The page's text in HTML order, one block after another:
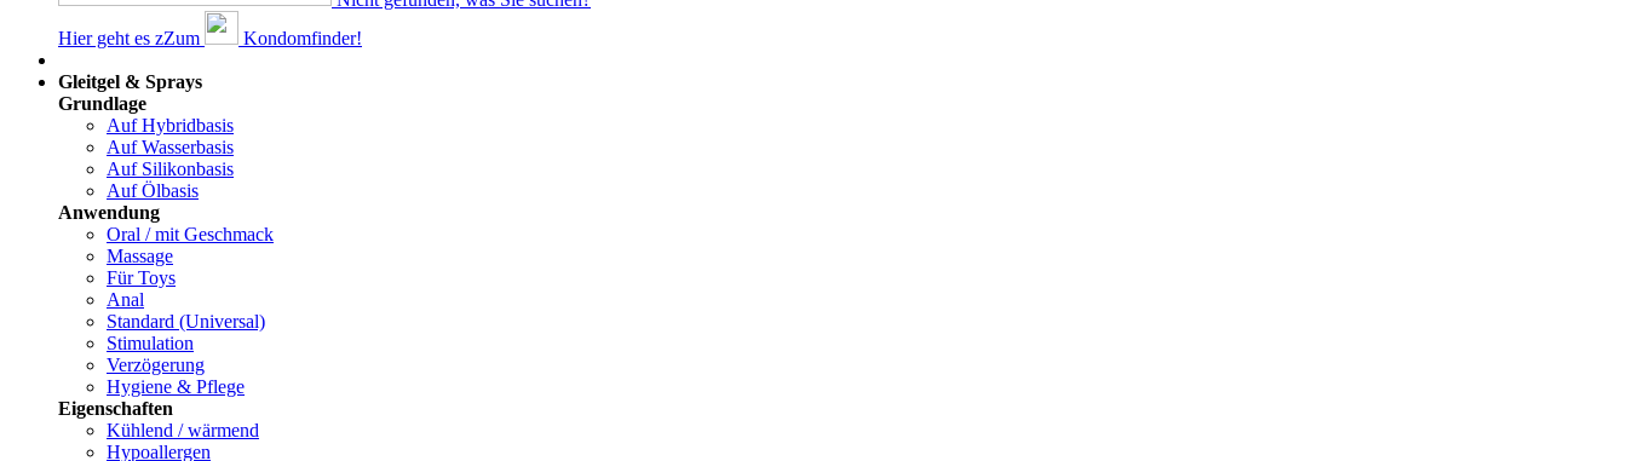
Hier geht es zZum
Kondomfinder!
Gleitgel & Sprays
Grundlage
Auf Hybridbasis
Auf Wasserbasis
Auf Silikonbasis
Auf Ölbasis
Anwendung
Oral / mit Geschmack
Massage
Für Toys
Anal
Standard (Universal)
Stimulation
Verzögerung
Hygiene & Pflege
Eigenschaften
Kühlend / wärmend
Hypoallergen